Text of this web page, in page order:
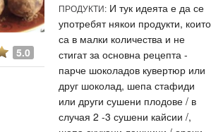
5.0
ПРОДУКТИ: И тук идеята е да се
употребят някои продукти, които
са в малки количества и не
стигат за основна рецепта -
парче шоколадов кувертюр или
друг шоколад, шепа стафиди
или други сушени плодове / в
случая 2 -3 сушени кайсии /,